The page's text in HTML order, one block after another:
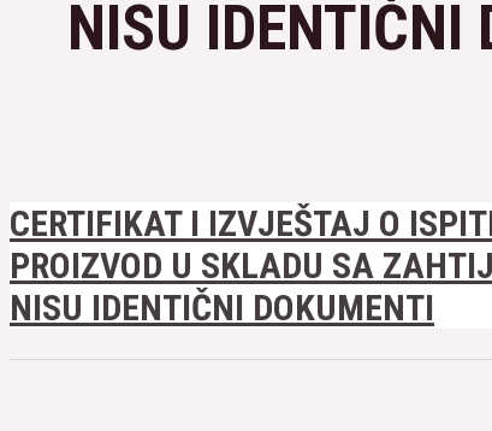
NISU IDENTIČNI
CERTIFIKAT I IZVJEŠTAJ O
PROIZVOD U SKLADU SA
NISU IDENTIČNI DOKUMENTI